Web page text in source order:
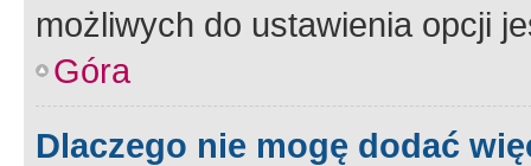
możliwych do ustawienia opcji
Góra
Dlaczego nie mogę dodać